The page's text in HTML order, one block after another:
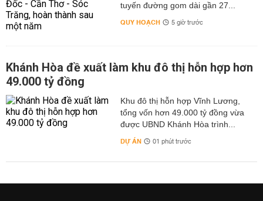
tuyến đường gom dài gần 27...
QUY HOẠCH 5 giờ trước
Khánh Hòa đề xuất làm khu đô thị hỗn hợp hơn
49.000 tỷ đồng
Khu đô thị hỗn hợp Vĩnh Lương,
tổng vốn hơn 49.000 tỷ đồng vừa
được UBND Khánh Hòa trình...
DỰ ÁN 01 phút trước